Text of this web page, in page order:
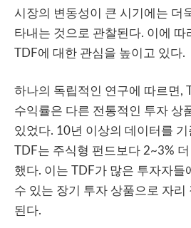
시장의 변동성이 큰 시기에는 더
타내는 것으로 관찰된다. 이에 따
TDF에 대한 관심을 높이고 있다.
하나의 독립적인 연구에 따르면,
수익률은 다른 전통적인 투자 상
있었다. 10년 이상의 데이터를 기
TDF는 주식형 펀드보다 2~3%
했다. 이는 TDF가 많은 투자자들
수 있는 장기 투자 상품으로 자리
된다.